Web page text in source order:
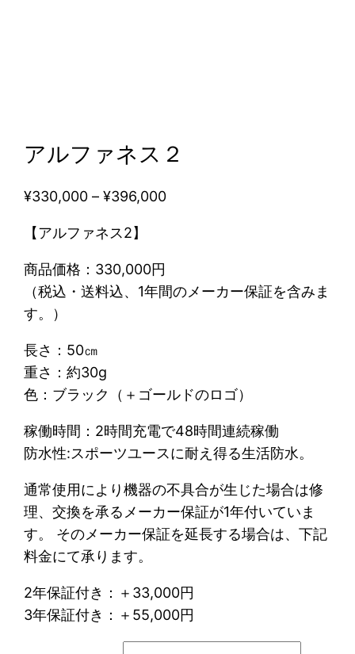
アルファネス２
¥330,000 –¥396,000価
¥
0
0
–
¥
9
0
0
0
【アルファネス2】
商品価格：330,000円
（税込・送料込、1年間のメーカー保証を含みま
す。）
長さ：50㎝
重さ：約30g
色：ブラック（＋ゴールドのロゴ）
稼働時間：2時間充電で48時間連続稼働
防水性:スポーツユースに耐え得る生活防水。
通常使用により機器の不具合が生じた場合は修
理、交換を承るメーカー保証が1年付いていま
す。 そのメーカー保証を延長する場合は、下記
料金にて承ります。
2年保証付き：＋33,000円
3年保証付き：＋55,000円